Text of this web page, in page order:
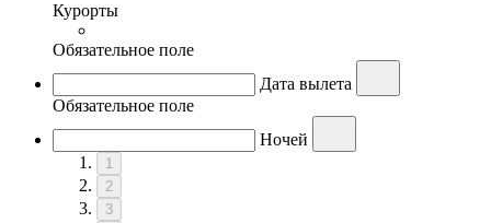
Курорты
Обязательное поле
Дата вылета
Обязательное поле
Ночей
1
2
3